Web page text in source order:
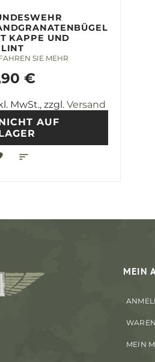
KAPPE UND
SIE MEHR
€
MwSt., zzgl. Versand
AUF
MEIN
MEIN